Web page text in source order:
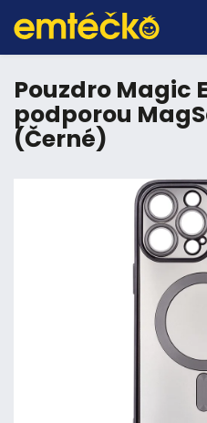
Pouzdro Magic
podporou
(Černé)